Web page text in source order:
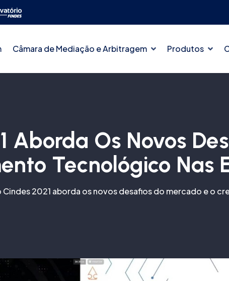
Câmara de Mediação e Arbitragem Produtos
Aborda Os Novos
Tecnológico Nas
Cindes 2021 aborda os novos desafios do mercado e o